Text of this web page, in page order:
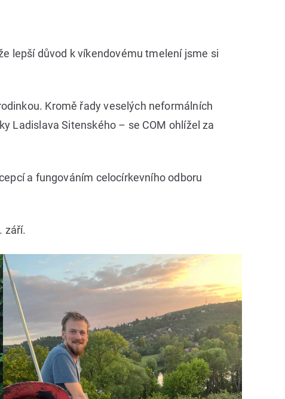
lepší důvod k víkendovému tmelení jsme si
Kromě řady veselých neformálních
Ladislava Sitenského – se COM ohlížel za
a fungováním celocírkevního odboru
září.